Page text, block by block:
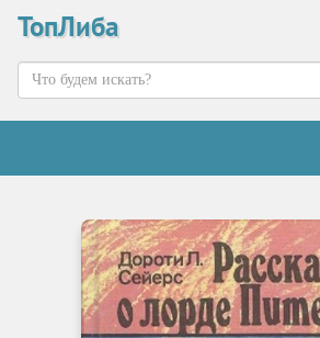
ТопЛиба